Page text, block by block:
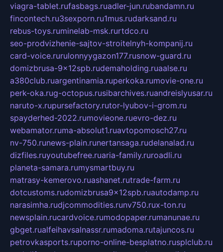
viagra-tablet.rufasbags.ruadler-jun.rubandamn.ru
fincontech.ru3sexporn.ru1mus.rudarksand.ru
rebus-toys.ruminelab-msk.rurtdco.ru
seo-prodvizhenie-sajtov-stroitelnyh-kompanij.ru
card-voice.rurulonnyygazon177.rusnow-guard.ru
domizbrusa-9x12spb.rudemaholding.ruaalse.ru
a380club.ruargentinamia.ruperkoka.rumovie-one.ru
perk-oka.rug-octopus.rusibarchives.ruandreislyusar.ru
naruto-x.rupursefactory.rutor-lyubov-i-grom.ru
spayderhed-2022.rumovieone.ruevro-dez.ru
webamator.ruma-absolut1.ruavtopomosch27.ru
nv-750.runews-plain.runertansaga.rudelanalad.ru
dizfiles.ruyoutubefree.ruaria-family.ruroadli.ru
planeta-samara.rumysmartbuy.ru
matrasy-kemerovo.ruashanet.rutrade-farm.ru
dotcustoms.rudomizbrusa9x12spb.ruautodamp.ru
narasimha.rudjcommodities.runv750.rux-ton.ru
newsplain.rucardvoice.rumodopaper.rumanunae.ru
gbget.rualfeihavsalnassr.rumadoma.rutajuncos.ru
petrovkasports.ruporno-online-besplatno.rusplclub.ru